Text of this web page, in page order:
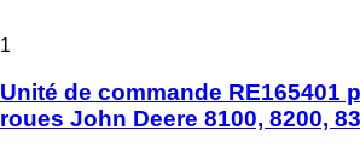
1
Unité de commande RE165401
roues John Deere 8100, 8200,